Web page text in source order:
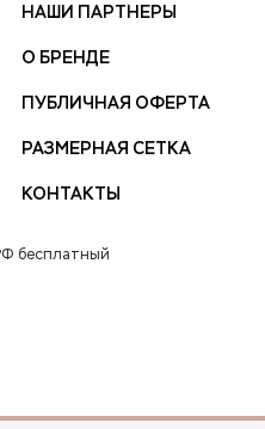
НАШИ ПАРТНЕРЫ
О БРЕНДЕ
ПУБЛИЧНАЯ ОФЕРТА
РАЗМЕРНАЯ СЕТКА
КОНТАКТЫ
бесплатный